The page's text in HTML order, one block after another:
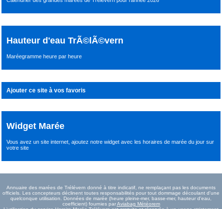
Hauteur d'eau TrÃ©lÃ©vern
Maréegramme heure par heure
Ajouter ce site à vos favoris
Widget Marée
Vous avez un site internet,ajoutez notre widget avec les horaires de marée du joursur
votre site
Annuaire des marées de Trélévern donné à titre indicatif, ne remplaçant pas les documents
officiels. Les concepteurs déclinent toutes responsabilités pour tout dommage découlant d'une
quelconque utilisation. Données de marée (heure pleine-mer, basse-mer, hauteur d'eau,
coefficient) fournies parAviabag Météorem